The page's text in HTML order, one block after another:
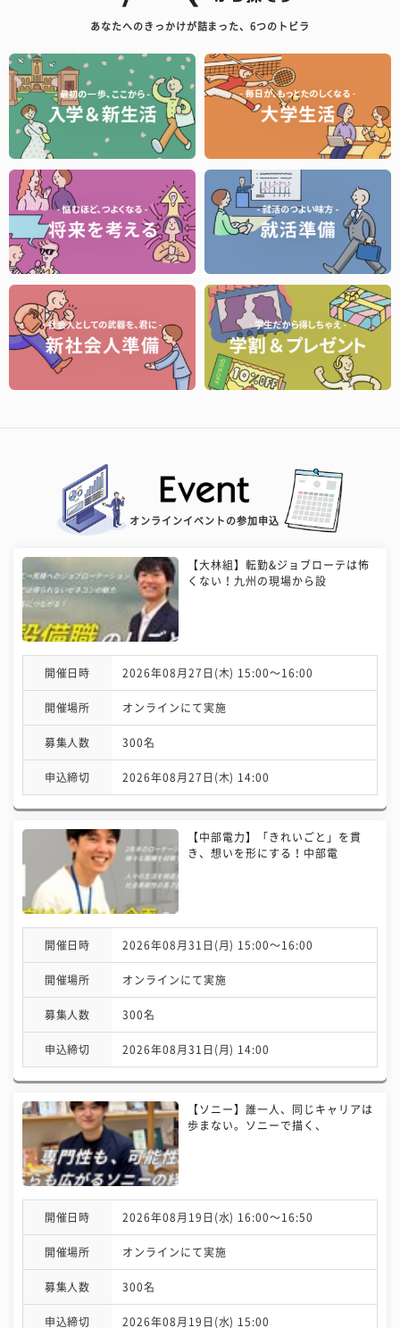
あなたへのきっかけが詰まった、6つのトビラ
オンラインイベントの参加申込
【大林組】転勤&ジョブローテは怖
くない！九州の現場から設
開催日時 2026年08月27日(木) 15:00〜16:00
開催場所 オンラインにて実施
募集人数 300名
申込締切 2026年08月27日(木) 14:00
【中部電力】「きれいごと」を貫
き、想いを形にする！中部電
開催日時 2026年08月31日(月) 15:00〜16:00
開催場所 オンラインにて実施
募集人数 300名
申込締切 2026年08月31日(月) 14:00
【ソニー】誰一人、同じキャリアは
歩まない。ソニーで描く、
開催日時 2026年08月19日(水) 16:00〜16:50
開催場所 オンラインにて実施
募集人数 300名
申込締切 2026年08月19日(水) 15:00